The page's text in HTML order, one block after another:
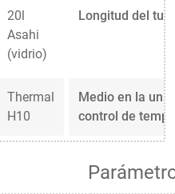
20l
Asahi
(vidrio)
Longitud del
Thermal
H10
Medio en la
control de